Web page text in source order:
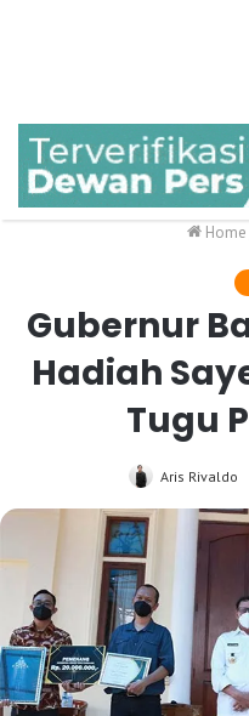
Home
Gubernur
Hadiah
Tugu
Aris Rivaldo